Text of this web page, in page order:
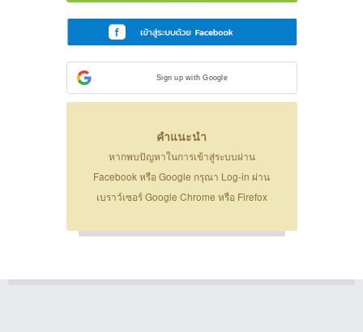
Sign up with Google
คำแนะนำ
หากพบปัญหาในการเข้าสู่ระบบผ่าน
Facebook หรือ Google กรุณา Log-in ผ่าน
เบราว์เซอร์ Google Chrome หรือ Firefox